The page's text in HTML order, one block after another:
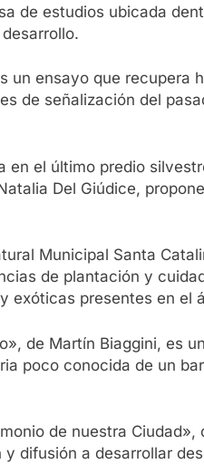
de estudios ubicada
un ensayo que
de señalización del
el último predio
Del Giúdice,
Municipal Santa
de plantación y
exóticas presentes en el
de Martín Biaggini, es
poco conocida de un
de nuestra
difusión a desarrollar